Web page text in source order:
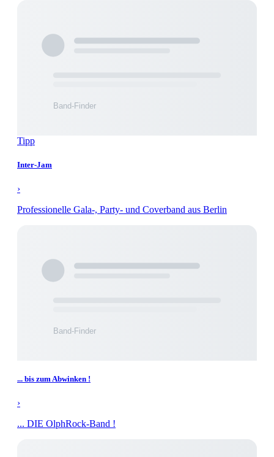
Tipp
Inter-Jam
›
Professionelle Gala-, Party- und Coverband aus Berlin
... bis zum Abwinken !
›
... DIE OlphRock-Band !